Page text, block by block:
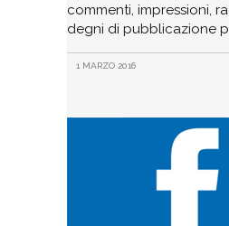
commenti, impressioni,
degni di pubblicazione
1 MARZO 2016